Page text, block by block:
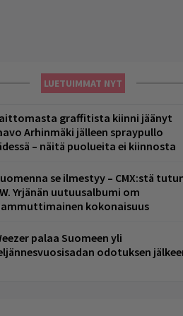
LUETUIMMAT NYT
graffitista kiinni jäänyt
Arhinmäki jälleen spraypullo
– näitä puolueita ei kiinnosta
se ilmestyy – CMX:stä
Yrjänän uutuusalbumi om
kokonaisuus
palaa Suomeen yli
odotuksen